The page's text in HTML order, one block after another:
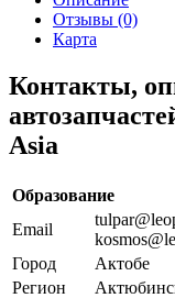
Отзывы (0)
Карта
Контакты,
Asia
Образование
Email
Город
Актобе
Регион